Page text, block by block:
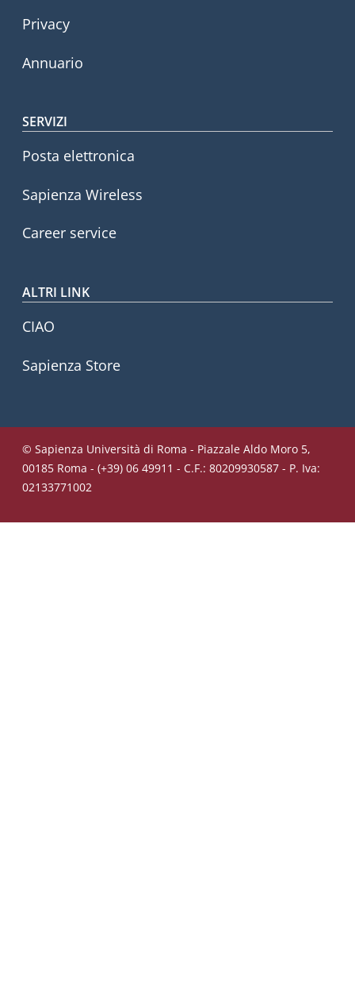
Privacy
Annuario
SERVIZI
Posta elettronica
Sapienza Wireless
Career service
ALTRI LINK
CIAO
Sapienza Store
© Sapienza Università di Roma - Piazzale Aldo Moro 5,
00185 Roma - (+39) 06 49911 - C.F.: 80209930587 - P. Iva:
02133771002